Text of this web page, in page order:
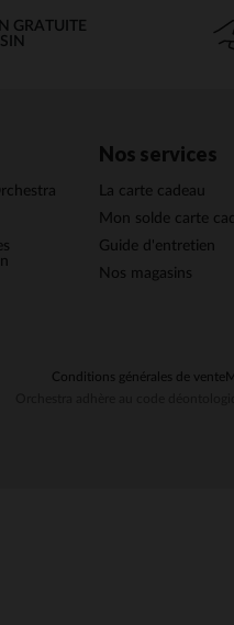
GRATUITE
Nos services
La carte cadeau
Mon solde carte
Guide d'entretien
Nos magasins
Conditions générales de vente